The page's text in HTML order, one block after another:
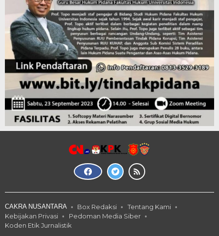
CAKRA NUSANTARA Box Redaksi
Tentang Kami
Kebijakan Privasi
Pedoman Media Siber
Koden Etik Jurnalistik